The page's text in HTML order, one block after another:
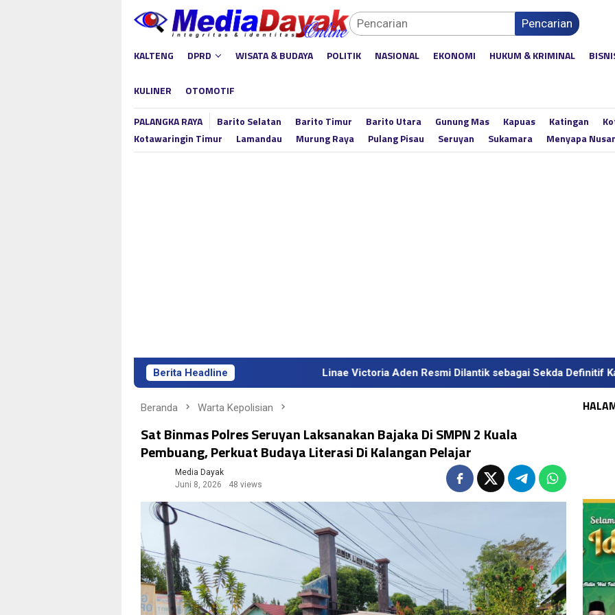
Loncat
Pencarian
KALTENG DPRD WISATA & BUDAYA POLITIK NASIONAL EKONOMI HUKUM & KRIMINAL
KULINER OTOMOTIF
PALANGKA RAYA Barito Selatan Barito Timur Barito Utara Gunung Mas Kapuas Katingan
Kotawaringin Timur
Lamandau Murung Raya Pulang Pisau Seruyan Sukamara Menyapa
Berita HeadlineLinae Victoria Aden Resmi Dilantik sebagai Sekda Definitif Kalteng, Gubernur
Beranda Warta Kepolisian
Sat Binmas Polres Seruyan Laksanakan Bajaka Di SMPN 2 Kuala
Pembuang, Perkuat Budaya Literasi Di Kalangan Pelajar
Media Dayak
Juni 8, 2026
48 views